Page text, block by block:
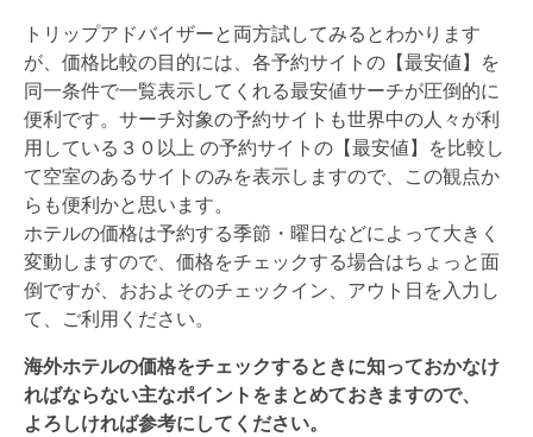
トリップアドバイザーと両方試してみるとわかります
が、価格比較の目的には、各予約サイトの【最安値】を
同一条件で一覧表示してくれる最安値サーチが圧倒的に
便利です。サーチ対象の予約サイトも世界中の人々が利
用している３０以上 の予約サイトの【最安値】を比較し
て空室のあるサイトのみを表示しますので、この観点か
らも便利かと思います。
ホテルの価格は予約する季節・曜日などによって大きく
変動しますので、価格をチェックする場合はちょっと面
倒ですが、おおよそのチェックイン、アウト日を入力し
て、ご利用ください。
海外ホテルの価格をチェックするときに知っておかなけ
ればならない主なポイントをまとめておきますので、
よろしければ参考にしてください。